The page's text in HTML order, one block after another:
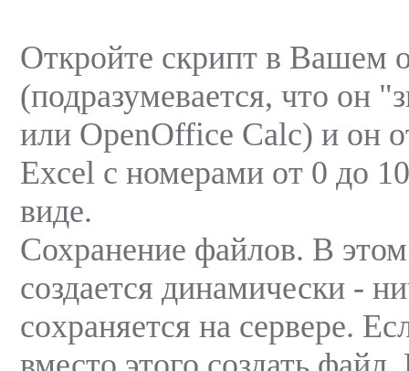
Откройте скрипт в Вашем
(подразумевается, что он
или OpenOffice Calc) и он
Excel с номерами от 0 до
виде.
Сохранение файлов. В
создается динамически -
соxраняется на сервере.